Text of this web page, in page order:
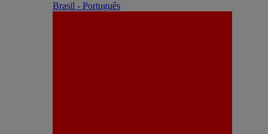
Brasil - Português